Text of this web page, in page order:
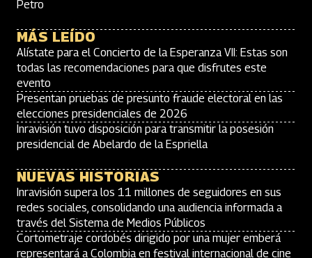
Petro
MÁS LEÍDO
Alístate para el Concierto de la Esperanza VII: Estas son
todas las recomendaciones para que disfrutes este
evento
Presentan pruebas de presunto fraude electoral en las
elecciones presidenciales de 2026
Inravisión tuvo disposición para transmitir la posesión
presidencial de Abelardo de la Espriella
NUEVAS HISTORIAS
Inravisión supera los 11 millones de seguidores en sus
redes sociales, consolidando una audiencia informada a
través del Sistema de Medios Públicos
Cortometraje cordobés dirigido por una mujer emberá
representará a Colombia en festival internacional de cine